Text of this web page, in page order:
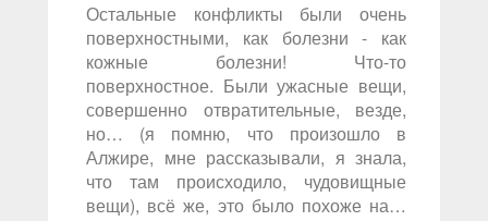
Остальные конфликты были очень
поверхностными, как болезни - как
кожные болезни! Что-то
поверхностное. Были ужасные вещи,
совершенно отвратительные, везде,
но… (я помню, что произошло в
Алжире, мне рассказывали, я знала,
что там происходило, чудовищные
вещи), всё же, это было похоже на…